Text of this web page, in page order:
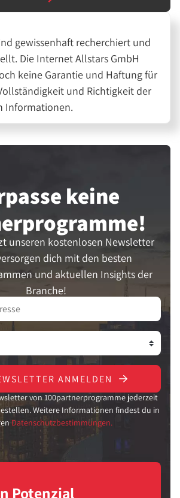
gewissenhaft recherchiert und
Die Internet Allstars GmbH
keine Garantie und Haftung für
und Richtigkeit der
Informationen.
keine
unseren kostenlosen Newsletter
dich mit den besten
und aktuellen Insights der
Branche!
ANMELDEN
von 100partnerprogramme jederzeit
Weitere Informationen findest du in
Datenschutzbestimmungen.
Potenzial